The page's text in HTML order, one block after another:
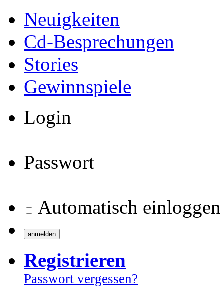
Neuigkeiten
Cd-Besprechungen
Stories
Gewinnspiele
Login
Passwort
Automatisch einloggen
Registrieren
Passwort vergessen?